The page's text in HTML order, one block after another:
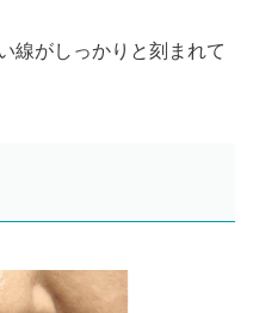
線がしっかりと刻まれて